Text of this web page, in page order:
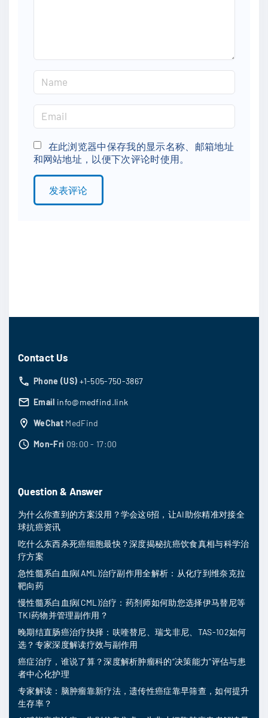
a
e
*
m
a
i
l
在此浏览器中保存我的显示名称、邮箱地址
和网站地址，以便下次评论时使用。
Contact Us
Phone (US) +1-505-750-3867
Email info@medfind.link
WeChat MedFind
Mon-Fri 09:00 - 17:00
Question & Answer
为什么你查到的方案没用？学会这6招，让AI助你精准对接全
球抗癌资讯
吃什么东西杀死癌细胞最快？深度揭秘抗癌饮食真相与科学治
疗方案
急性髓系白血病(AML)治疗副作用全解析：从化疗到维奈克拉
靶向药
慢性髓系白血病(CML)治疗：药剂师如何助您选择伊马替尼等
TKI药物并管理副作用？
晚期结直肠癌治疗抉择：呋喹替尼、瑞戈非尼、TAS-102如何
选？专家深度解读疗效与副作用
癌症治疗，谁说了算？深度解析肿瘤科的“决策能力”评估与患
者中心化护理
专家解读：脑肿瘤靠新疗法，遗传性癌症靠早筛查，如何提升
生存率？